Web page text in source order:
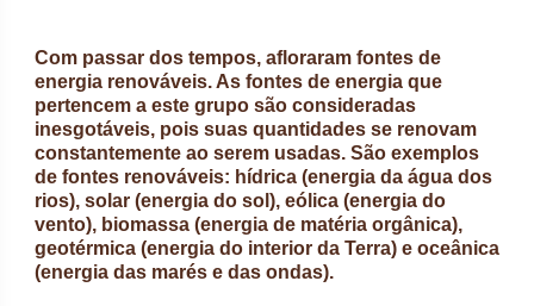
Com passar dos tempos, afloraram fontes de
energia renováveis. As fontes de energia que
pertencem a este grupo são consideradas
inesgotáveis, pois suas quantidades se renovam
constantemente ao serem usadas. São exemplos
de fontes renováveis: hídrica (energia da água dos
rios), solar (energia do sol), eólica (energia do
vento), biomassa (energia de matéria orgânica),
geotérmica (energia do interior da Terra) e oceânica
(energia das marés e das ondas).